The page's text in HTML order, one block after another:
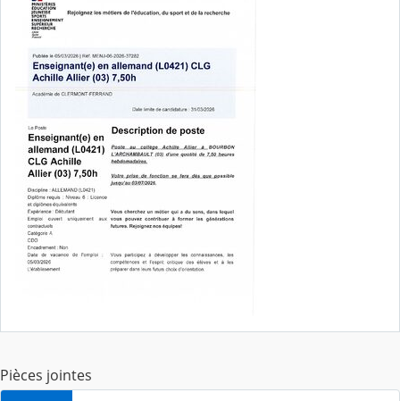
Pièces jointes